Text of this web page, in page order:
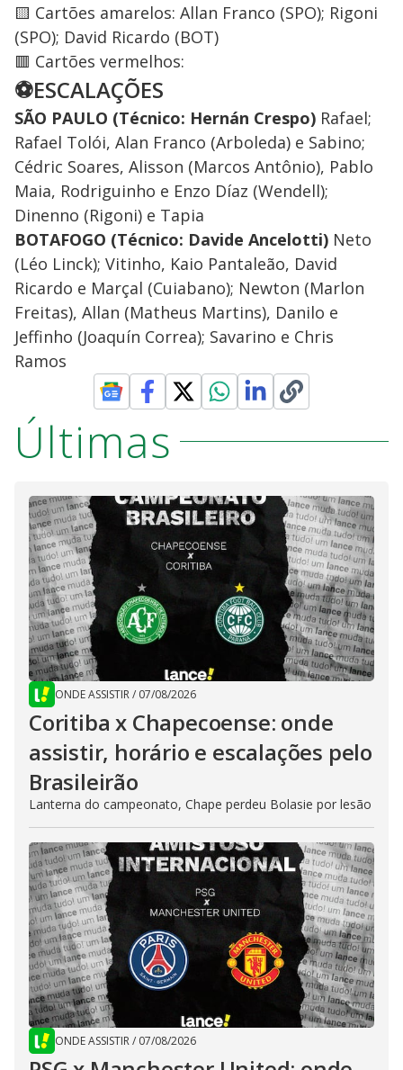
🟨 Cartões amarelos: Allan Franco (SPO); Rigoni
(SPO); David Ricardo (BOT)
🟥 Cartões vermelhos:
⚽ESCALAÇÕES
SÃO PAULO (Técnico: Hernán Crespo) Rafael;
Rafael Tolói, Alan Franco (Arboleda) e Sabino;
Cédric Soares, Alisson (Marcos Antônio), Pablo
Maia, Rodriguinho e Enzo Díaz (Wendell);
Dinenno (Rigoni) e Tapia
BOTAFOGO (Técnico: Davide Ancelotti) Neto
(Léo Linck); Vitinho, Kaio Pantaleão, David
Ricardo e Marçal (Cuiabano); Newton (Marlon
Freitas), Allan (Matheus Martins), Danilo e
Jeffinho (Joaquín Correa); Savarino e Chris
Ramos
Últimas
ONDE ASSISTIR/ 07/08/2026
Coritiba x Chapecoense: onde
assistir, horário e escalações pelo
Brasileirão
Lanterna do campeonato, Chape perdeu Bolasie por lesão
ONDE ASSISTIR/ 07/08/2026